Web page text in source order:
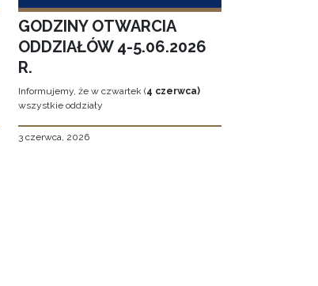
GODZINY OTWARCIA
ODDZIAŁÓW 4-5.06.2026
R.
Informujemy, że w czwartek (4 czerwca)
wszystkie oddziały
3 czerwca, 2026